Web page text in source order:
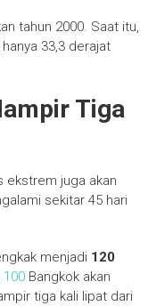
tahun 2000. Saat itu,
33,3 derajat
Tiga
ekstrem juga akan
sekitar 45 hari
menjadi 120
Bangkok akan
tiga kali lipat dari